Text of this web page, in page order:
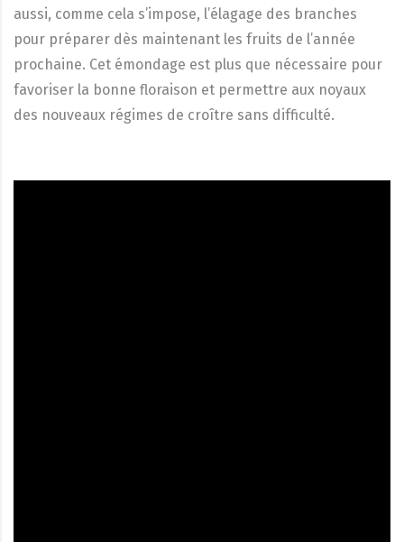
aussi, comme cela s’impose, l’élagage des branches
pour préparer dès maintenant les fruits de l’année
prochaine. Cet émondage est plus que nécessaire pour
favoriser la bonne floraison et permettre aux noyaux
des nouveaux régimes de croître sans difficulté.